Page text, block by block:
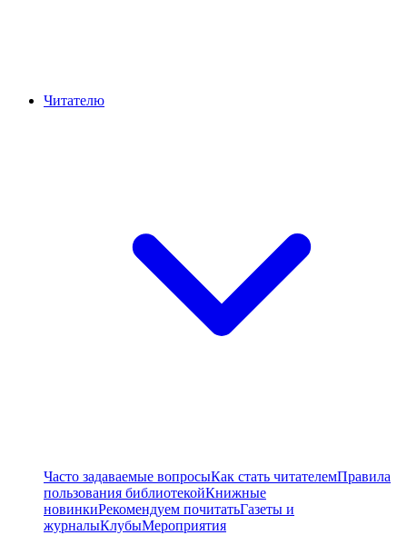
Читателю
Часто задаваемые вопросыКак стать читателемПравила
пользования библиотекойКнижные
новинкиРекомендуем почитатьГазеты и
журналыКлубыМероприятия